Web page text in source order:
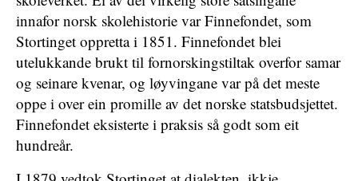
innafor norsk skolehistorie var Finnefondet, som
Stortinget oppretta i 1851. Finnefondet blei
utelukkande brukt til fornorskingstiltak overfor samar
og seinare kvenar, og løyvingane var på det meste
oppe i over ein promille av det norske statsbudsjettet.
Finnefondet eksisterte i praksis så godt som eit
hundreår.